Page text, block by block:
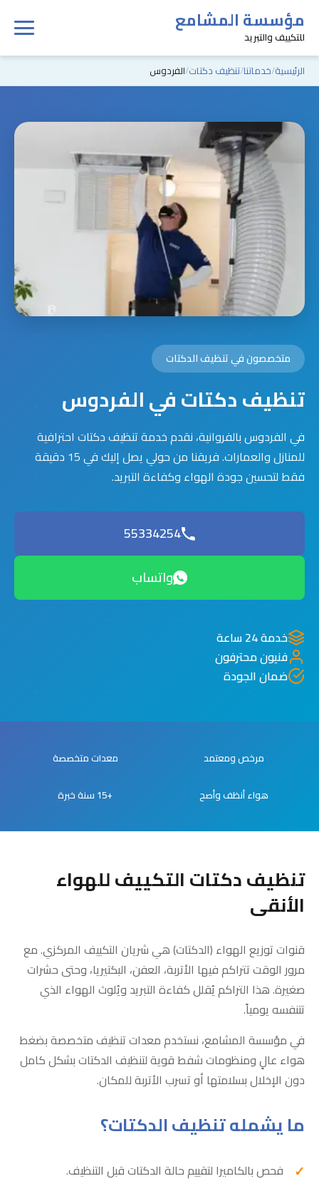
مؤسسة المشامع
للتكييف والتبريد
الرئيسية خدماتنا تنظيف دكتات الفردوس
متخصصون في تنظيف الدكتات
تنظيف دكتات في الفردوس
في الفردوس بالفروانية، نقدم خدمة تنظيف دكتات احترافية
للمنازل والعمارات. فريقنا من حولي يصل إليك في 15 دقيقة
فقط لتحسين جودة الهواء وكفاءة التبريد.
55334254
واتساب
خدمة 24 ساعة
فنيون محترفون
ضمان الجودة
مرخص ومعتمد معدات متخصصة
هواء أنظف وأصح +15 سنة خبرة
تنظيف دكتات التكييف للهواء
الأنقى
قنوات توزيع الهواء (الدكتات) هي شريان التكييف المركزي. مع
مرور الوقت تتراكم فيها الأتربة، العفن، البكتيريا، وحتى حشرات
صغيرة. هذا التراكم يُقلل كفاءة التبريد ويُلوث الهواء الذي
تتنفسه يومياً.
في مؤسسة المشامع، نستخدم معدات تنظيف متخصصة بضغط
هواء عالٍ ومنظومات شفط قوية لتنظيف الدكتات بشكل كامل
دون الإخلال بسلامتها أو تسرب الأتربة للمكان.
ما يشمله تنظيف الدكتات؟
فحص بالكاميرا لتقييم حالة الدكتات قبل التنظيف.